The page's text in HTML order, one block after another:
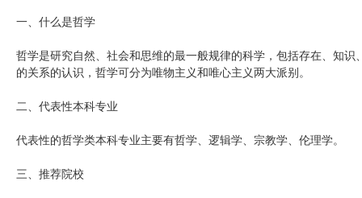
一、什么是哲学
哲学是研究自然、社会和思维的最一般规律的科学，包括存在、知
的关系的认识，哲学可分为唯物主义和唯心主义两大派别。
二、代表性本科专业
代表性的哲学类本科专业主要有哲学、逻辑学、宗教学、伦理学。
三、推荐院校